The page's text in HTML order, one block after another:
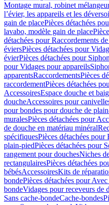
Montage mural, robinet
l’évier, les appareils et les
gain de placePièces détachées
lavabo, modèle gain de place
détachées pour Raccordements
éviersPièces détachées pour
évierPièces détachées pour
pour Vidages pour appareils
apparentsRaccordementsPièces
raccordementPièces détachées
AccessoiresEspace douche et
doucheAccessoires pour
pour bondes pour douche de
muralesPièces détachées pour
de douche en matériau minéral
spécifiquesPièces détachées
plain-piedPièces détachées pour
rangement pour douchesNiches
rectangulairesPièces détachées
bébésAccessoiresKits de
bondePièces détachées pour
bondeVidages pour receveurs de
Sans cache-bondeCache-bondes